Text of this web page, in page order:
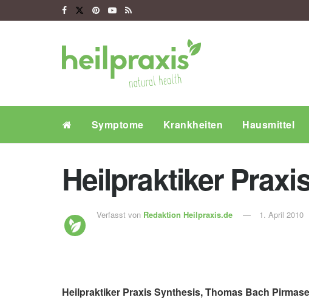
Symptome Krankheiten Hausmittel
Heilpraktiker
Verfasst von Redaktion Heilpraxis.de 1. April 2010
Heilpraktiker Praxis Synthesis, Thomas Bach